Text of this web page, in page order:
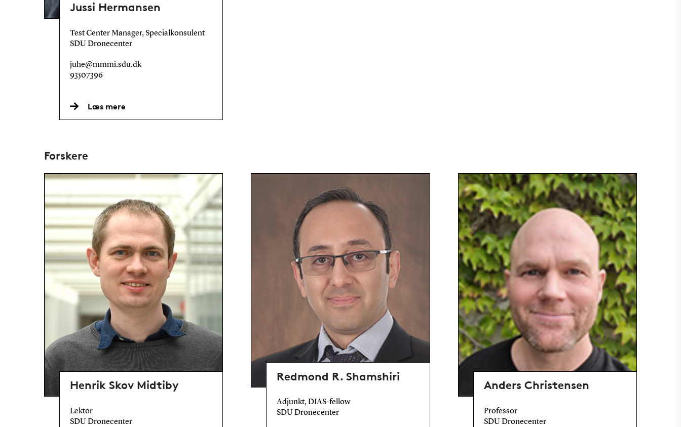
Jussi Hermansen
Test Center Manager, Specialkonsulent
SDU Dronecenter
juhe@mmmi.sdu.dk
93507396
Læs mere
Forskere
Henrik Skov Midtiby
Lektor
SDU Dronecenter
Redmond R. Shamshiri
Adjunkt, DIAS-fellow
SDU Dronecenter
Anders Christensen
Professor
SDU Dronecenter